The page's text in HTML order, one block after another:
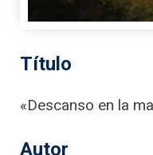
Título
«Descanso en la
Autor